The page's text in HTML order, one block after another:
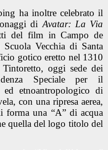
ha inoltre celebrato il
diAvatar: La Via
del film in Campo de
Vecchia di Santa
gotico eretto nel 1310
oggi sede dei
Speciale per il
etnoantropologico di
con una ripresa aerea,
forma una “A” di acqua
quella del logo titolo del